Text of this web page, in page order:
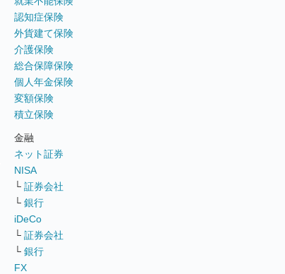
認知症保険
外貨建て保険
介護保険
総合保障保険
個人年金保険
変額保険
積立保険
金融
ネット証券
NISA
└ 証券会社
└ 銀行
iDeCo
└ 証券会社
└ 銀行
FX